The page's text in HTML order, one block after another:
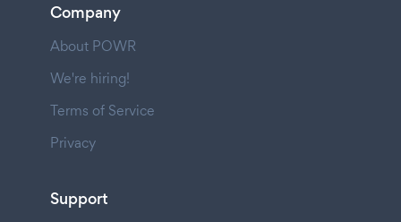
Company
About POWR
We're hiring!
Terms of Service
Privacy
Support